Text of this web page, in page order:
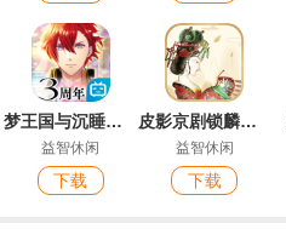
梦王国与沉睡的100王子
益智休闲
下载
皮影京剧锁麟囊官方版
益智休闲
下载